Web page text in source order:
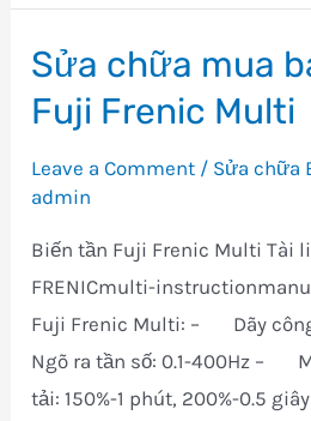
bán
Biến
Fuji
Mega
Sửa chữa mua
Fuji Frenic Multi
Leave a Comment / Sửa chữa
admin
Biến tần Fuji Frenic Multi Tài
FRENICmulti-
Fuji Frenic Multi: – Dãy
Ngõ ra tần số: 0.1-400Hz –
tải: 150%-1 phút, 200%-0.5